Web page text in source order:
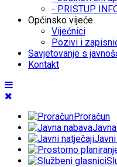
- PRISTUP
Općinsko vijeće
Vijećnici
Pozivi i
Savjetovanje s
Kontakt
Proračun